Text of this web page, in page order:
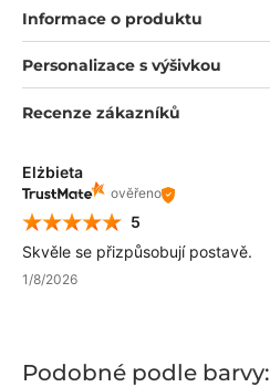
Informace o produktu
Personalizace s výšivkou
Recenze zákazníků
Elżbieta
ověřeno
5
Skvěle se přizpůsobují postavě.
1/8/2026
Podobné podle barvy: